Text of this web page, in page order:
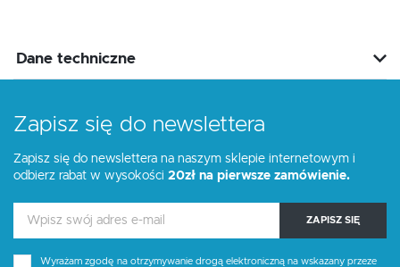
Dane techniczne
Zapisz się do newslettera
Zapisz się do newslettera na naszym sklepie internetowym i
odbierz rabat w wysokości 20zł na pierwsze zamówienie.
ZAPISZ SIĘ
Wyrażam zgodę na otrzymywanie drogą elektroniczną na wskazany przeze